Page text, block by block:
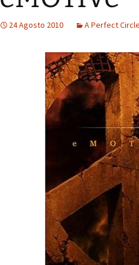
Opiate
24 Agosto 2010 A Perfect Circle